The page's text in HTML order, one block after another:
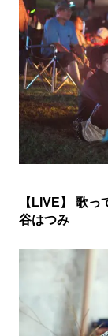
【LIVE】 歌
谷はつみ